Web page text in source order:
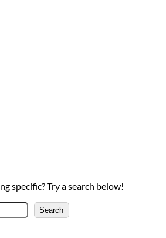
specific? Try a search below!
A
r
Search